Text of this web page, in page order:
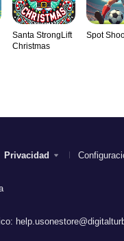
Santa StrongLift
Christmas
Spot
Privacidad